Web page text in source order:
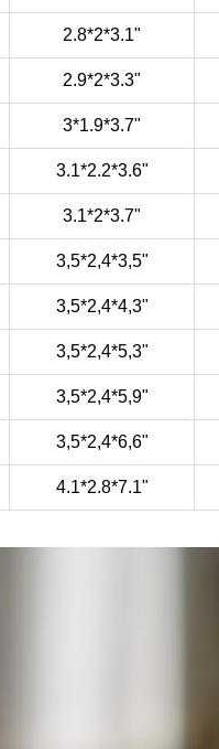
2.8*2*3.1"
2.9*2*3.3"
3*1.9*3.7"
3.1*2.2*3.6"
3.1*2*3.7"
3,5*2,4*3,5"
3,5*2,4*4,3"
3,5*2,4*5,3"
3,5*2,4*5,9"
3,5*2,4*6,6"
4.1*2.8*7.1"